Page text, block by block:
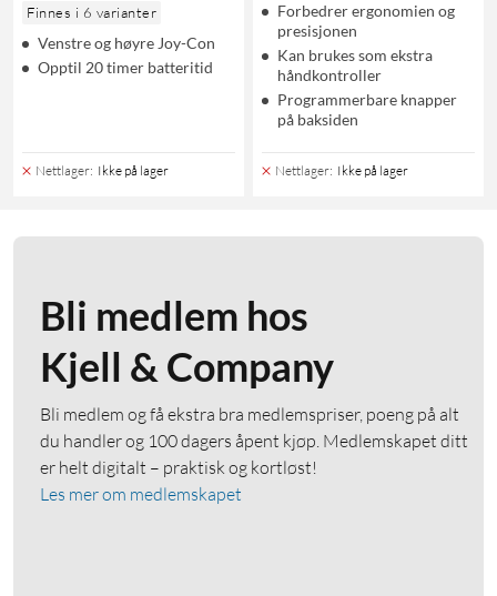
Finnes i 6 varianter
Venstre og høyre Joy-Con
Opptil 20 timer batteritid
Nettlager: Ikke på lager
Forbedrer ergonomien og
presisjonen
Kan brukes som ekstra
håndkontroller
Programmerbare knapper
på baksiden
Nettlager: Ikke på lager
Bli medlem hos
Kjell & Company
Bli medlem og få ekstra bra medlemspriser, poeng på alt
du handler og 100 dagers åpent kjøp. Medlemskapet ditt
er helt digitalt – praktisk og kortløst!
Les mer om medlemskapet